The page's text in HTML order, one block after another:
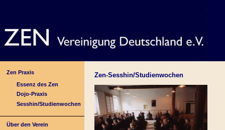
Zen Praxis
Essenz des Zen
Dojo-Praxis
Sesshin/Studienwochen
Über den Verein
Zen-Sesshin/Studienwochen